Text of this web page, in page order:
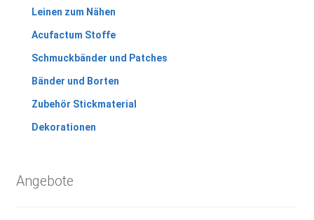
Leinen zum Nähen
Acufactum Stoffe
Schmuckbänder und Patches
Bänder und Borten
Zubehör Stickmaterial
Dekorationen
Angebote